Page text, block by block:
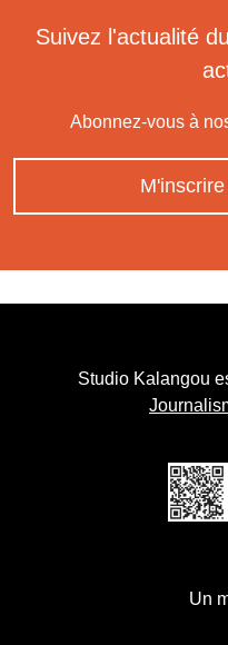
Suivez l'actualité
Abonnez-vous à
Studio Kalangou
Un